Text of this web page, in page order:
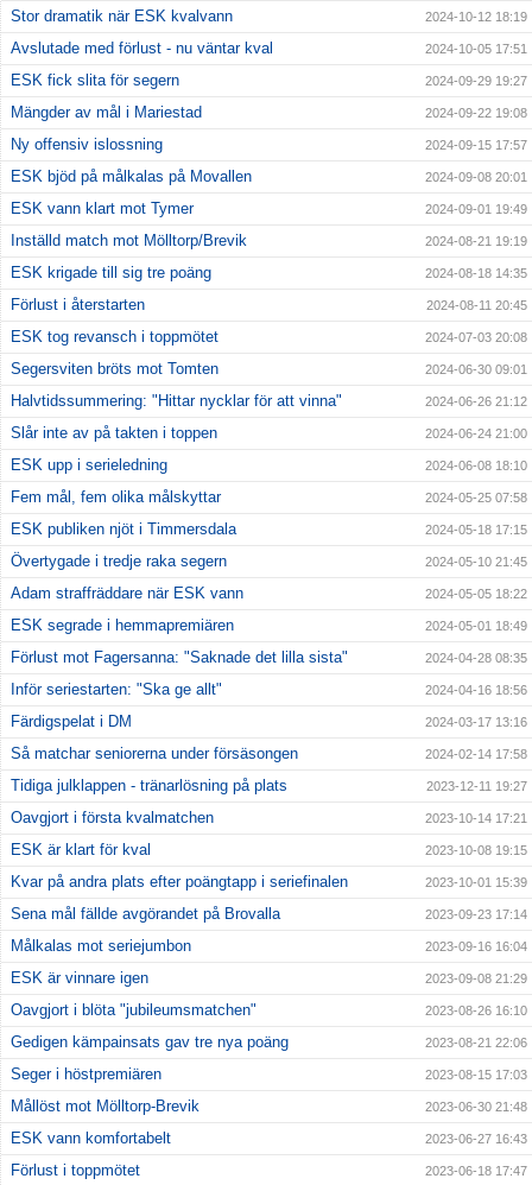
Stor dramatik när ESK kvalvann 2024-10-12 18:19
Avslutade med förlust - nu väntar kval 2024-10-05 17:51
ESK fick slita för segern 2024-09-29 19:27
Mängder av mål i Mariestad 2024-09-22 19:08
Ny offensiv islossning 2024-09-15 17:57
ESK bjöd på målkalas på Movallen 2024-09-08 20:01
ESK vann klart mot Tymer 2024-09-01 19:49
Inställd match mot Mölltorp/Brevik 2024-08-21 19:19
ESK krigade till sig tre poäng 2024-08-18 14:35
Förlust i återstarten 2024-08-11 20:45
ESK tog revansch i toppmötet 2024-07-03 20:08
Segersviten bröts mot Tomten 2024-06-30 09:01
Halvtidssummering: "Hittar nycklar för att vinna" 2024-06-26 21:12
Slår inte av på takten i toppen 2024-06-24 21:00
ESK upp i serieledning 2024-06-08 18:10
Fem mål, fem olika målskyttar 2024-05-25 07:58
ESK publiken njöt i Timmersdala 2024-05-18 17:15
Övertygade i tredje raka segern 2024-05-10 21:45
Adam straffräddare när ESK vann 2024-05-05 18:22
ESK segrade i hemmapremiären 2024-05-01 18:49
Förlust mot Fagersanna: "Saknade det lilla sista" 2024-04-28 08:35
Inför seriestarten: "Ska ge allt" 2024-04-16 18:56
Färdigspelat i DM 2024-03-17 13:16
Så matchar seniorerna under försäsongen 2024-02-14 17:58
Tidiga julklappen - tränarlösning på plats 2023-12-11 19:27
Oavgjort i första kvalmatchen 2023-10-14 17:21
ESK är klart för kval 2023-10-08 19:15
Kvar på andra plats efter poängtapp i seriefinalen 2023-10-01 15:39
Sena mål fällde avgörandet på Brovalla 2023-09-23 17:14
Målkalas mot seriejumbon 2023-09-16 16:04
ESK är vinnare igen 2023-09-08 21:29
Oavgjort i blöta "jubileumsmatchen" 2023-08-26 16:10
Gedigen kämpainsats gav tre nya poäng 2023-08-21 22:06
Seger i höstpremiären 2023-08-15 17:03
Mållöst mot Mölltorp-Brevik 2023-06-30 21:48
ESK vann komfortabelt 2023-06-27 16:43
Förlust i toppmötet 2023-06-18 17:47